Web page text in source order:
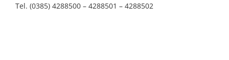
Tel. (0385) 4288500 – 4288501 – 4288502